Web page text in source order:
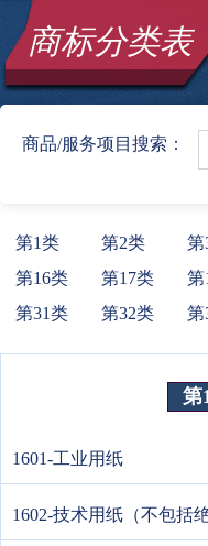
商标分类表
商品/服务项目搜索：
第1类 第2类 第
第16类
第17类 第
第31类
第32类 第
第
1601-工业用纸
1602-技术用纸（不包括